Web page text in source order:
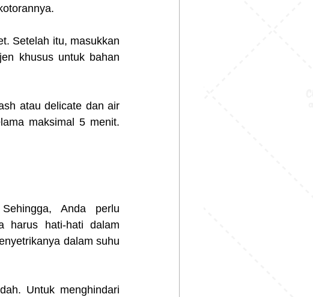
Setelah itu, masukkan
khusus untuk bahan
atau delicate dan air
maksimal 5 menit.
Anda perlu
harus hati-hati dalam
dalam suhu
Untuk menghindari